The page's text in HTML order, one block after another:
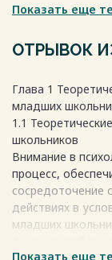
Заключение 28
Весь текст
переключением и
одной из
Весь текст
Показать еще
ОТРЫВОК
Глава 1
младших
1.1
школьников
Внимание в
процесс,
сосредоточение
действиях в
младших
Показать еще